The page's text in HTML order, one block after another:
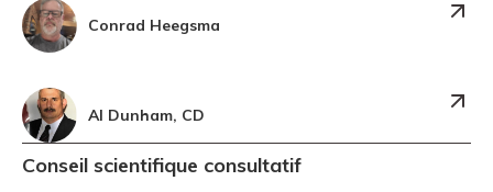
Conrad Heegsma
Al Dunham, CD
Conseil scientifique consultatif